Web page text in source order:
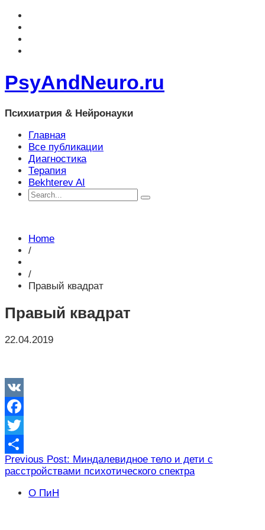
PsyAndNeuro.ru
Психиатрия & Нейронауки
Главная
Все публикации
Диагностика
Терапия
Bekhterev AI
Home
/
/
Правый квадрат
Правый квадрат
22.04.2019
VK
Facebook
Twitter
Отправить
Навигация
по
записям
Previous Post: Миндалевидное тело и дети с
расстройствами психотического спектра
О ПиН